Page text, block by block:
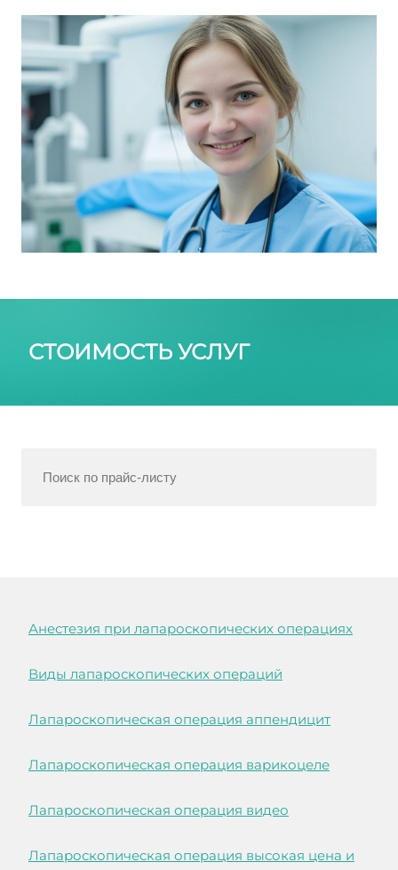
СТОИМОСТЬ УСЛУГ
Анестезия при лапароскопических операциях
Виды лапароскопических операций
Лапароскопическая операция аппендицит
Лапароскопическая операция варикоцеле
Лапароскопическая операция видео
Лапароскопическая операция высокая цена и